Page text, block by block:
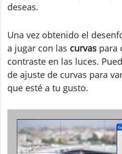
deseas.
Una vez obtenido el
a jugar con las curvas para
contraste en las luces.
de ajuste de curvas para
que esté a tu gusto.